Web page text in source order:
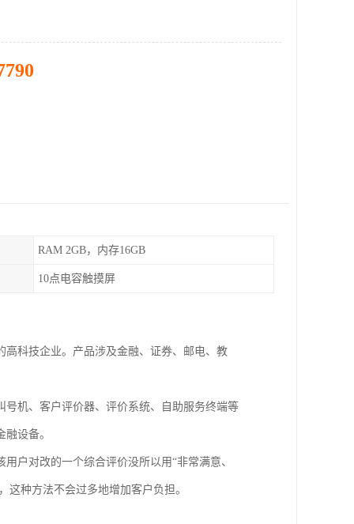
RAM 2GB，内存16GB
10点电容触摸屏
科技企业。产品涉及金融、证券、邮电、教
机、客户评价器、评价系统、自助服务终端等
设备。
户对改的一个综合评价没所以用“非常满意、
这种方法不会过多地增加客户负担。